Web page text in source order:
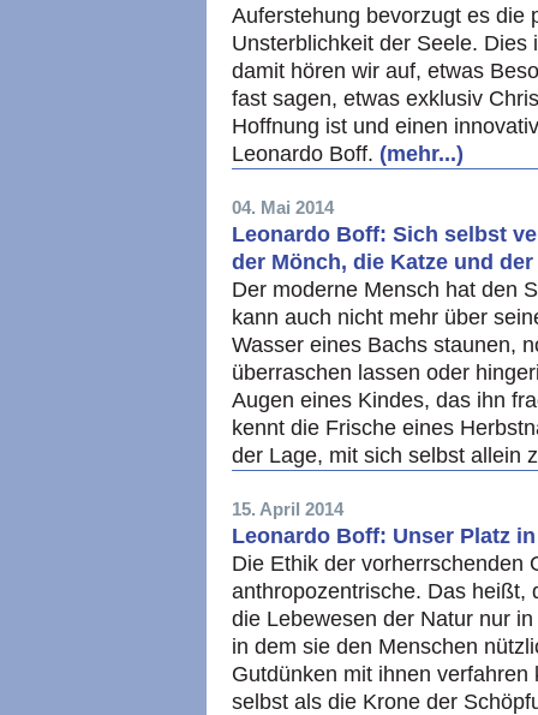
Auferstehung bevorzugt es die
Unsterblichkeit der Seele.
damit hören wir auf, etwas
fast sagen, etwas exklusiv
Hoffnung ist und einen
Leonardo Boff. (mehr...)
04. Mai 2014
Leonardo Boff: Sich selbst
der Mönch, die Katze und
Der moderne Mensch hat den
kann auch nicht mehr über
Wasser eines Bachs staunen,
überraschen lassen oder
Augen eines Kindes, das ihn
kennt die Frische eines
der Lage, mit sich selbst allein
15. April 2014
Leonardo Boff: Unser Platz
Die Ethik der vorherrschenden
anthropozentrische. Das heißt,
die Lebewesen der Natur nur
in dem sie den Menschen
Gutdünken mit ihnen
selbst als die Krone der